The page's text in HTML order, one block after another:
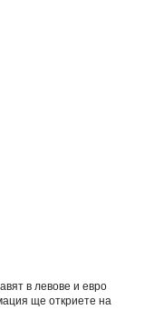
в левове и евро
ще откриете на